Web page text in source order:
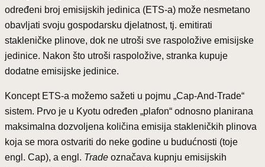
određeni broj emisijskih jedinica (ETS-a) može nesmetano
obavljati svoju gospodarsku djelatnost, tj. emitirati
stakleničke plinove, dok ne utroši sve raspoložive emisijske
jedinice. Nakon što utroši raspoložive, stranka kupuje
dodatne emisijske jedinice.
Koncept ETS-a možemo sažeti u pojmu „Cap-And-Trade“
sistem. Prvo je u Kyotu određen „plafon“ odnosno planirana
maksimalna dozvoljena količina emisija stakleničkih plinova
koja se mora ostvariti do neke godine u budućnosti (toje
engl. Cap), a engl. Trade označava kupnju emisijskih